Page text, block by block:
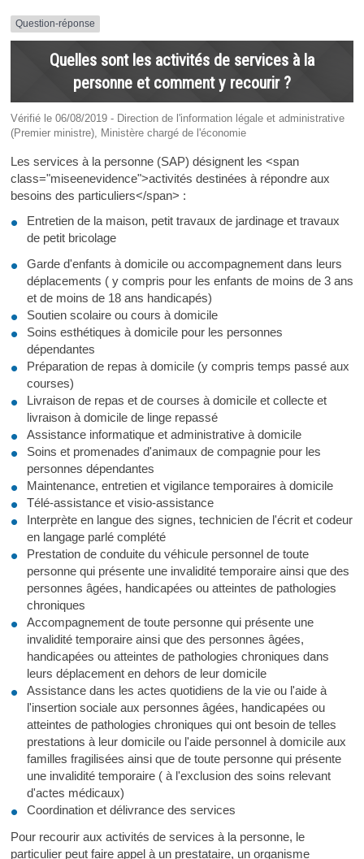
Question-réponse
Quelles sont les activités de services à la
personne et comment y recourir ?
Vérifié le 06/08/2019 - Direction de l'information légale et administrative
(Premier ministre), Ministère chargé de l'économie
Les services à la personne (SAP) désignent les <span
class="miseenevidence">activités destinées à répondre aux
besoins des particuliers</span> :
Entretien de la maison, petit travaux de jardinage et travaux
de petit bricolage
Garde d'enfants à domicile ou accompagnement dans leurs
déplacements ( y compris pour les enfants de moins de 3 ans
et de moins de 18 ans handicapés)
Soutien scolaire ou cours à domicile
Soins esthétiques à domicile pour les personnes
dépendantes
Préparation de repas à domicile (y compris temps passé aux
courses)
Livraison de repas et de courses à domicile et collecte et
livraison à domicile de linge repassé
Assistance informatique et administrative à domicile
Soins et promenades d'animaux de compagnie pour les
personnes dépendantes
Maintenance, entretien et vigilance temporaires à domicile
Télé-assistance et visio-assistance
Interprète en langue des signes, technicien de l'écrit et codeur
en langage parlé complété
Prestation de conduite du véhicule personnel de toute
personne qui présente une invalidité temporaire ainsi que des
personnes âgées, handicapées ou atteintes de pathologies
chroniques
Accompagnement de toute personne qui présente une
invalidité temporaire ainsi que des personnes âgées,
handicapées ou atteintes de pathologies chroniques dans
leurs déplacement en dehors de leur domicile
Assistance dans les actes quotidiens de la vie ou l'aide à
l'insertion sociale aux personnes âgées, handicapées ou
atteintes de pathologies chroniques qui ont besoin de telles
prestations à leur domicile ou l'aide personnel à domicile aux
familles fragilisées ainsi que de toute personne qui présente
une invalidité temporaire ( à l'exclusion des soins relevant
d'actes médicaux)
Coordination et délivrance des services
Pour recourir aux activités de services à la personne, le
particulier peut faire appel à un prestataire, un organisme